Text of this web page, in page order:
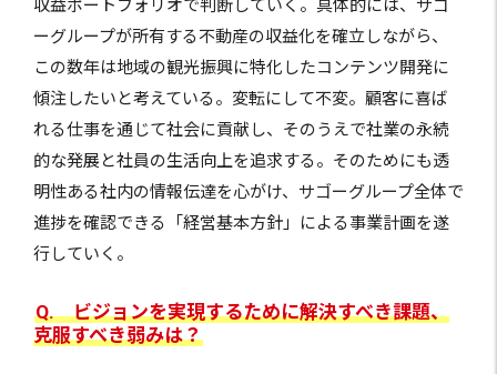
収益ポートフォリオで判断していく。具体的には、サゴ
ーグループが所有する不動産の収益化を確立しながら、
この数年は地域の観光振興に特化したコンテンツ開発に
傾注したいと考えている。変転にして不変。顧客に喜ば
れる仕事を通じて社会に貢献し、そのうえで社業の永続
的な発展と社員の生活向上を追求する。そのためにも透
明性ある社内の情報伝達を心がけ、サゴーグループ全体で
進捗を確認できる「経営基本方針」による事業計画を遂
行していく。
Q. ビジョンを実現するために解決すべき課題、
克服すべき弱みは？